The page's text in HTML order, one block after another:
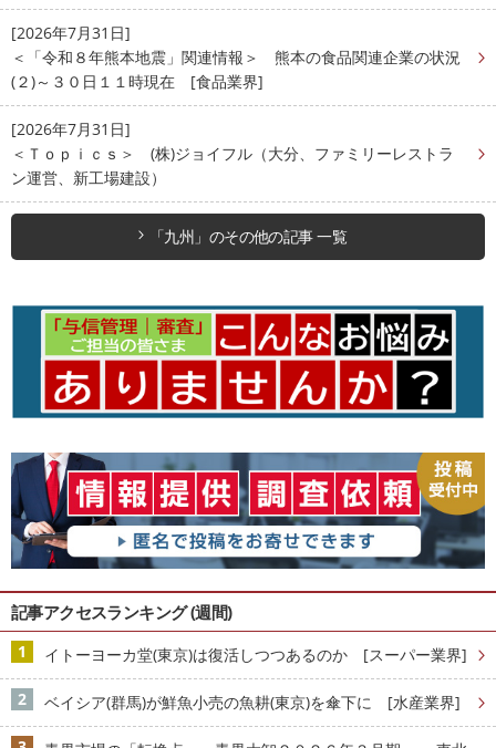
[2026年7月31日]
＜「令和８年熊本地震」関連情報＞ 熊本の食品関連企業の状況
(２)～３０日１１時現在 [食品業界]
[2026年7月31日]
＜Ｔｏｐｉｃｓ＞ (株)ジョイフル（大分、ファミリーレストラ
ン運営、新工場建設）
「九州」のその他の記事 一覧
記事アクセスランキング (週間)
イトーヨーカ堂(東京)は復活しつつあるのか [スーパー業界]
ベイシア(群馬)が鮮魚小売の魚耕(東京)を傘下に [水産業界]